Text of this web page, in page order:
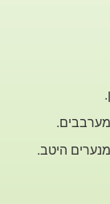
היטב.